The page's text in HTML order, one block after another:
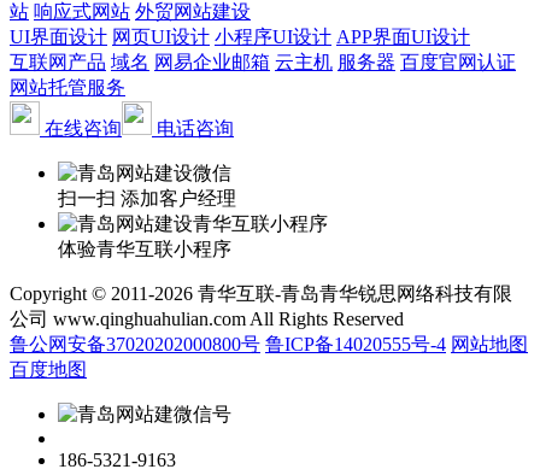
站 响应式网站 外贸网站建设
UI界面设计 网页UI设计 小程序UI设计 APP界面UI设计
互联网产品 域名 网易企业邮箱 云主机 服务器 百度官网认证
网站托管服务
在线咨询
电话咨询
扫一扫 添加客户经理
体验青华互联小程序
Copyright © 2011-2026 青华互联-青岛青华锐思网络科技有限
公司 www.qinghuahulian.com All Rights Reserved
鲁公网安备37020202000800号 鲁ICP备14020555号-4 网站地图
百度地图
186-5321-9163